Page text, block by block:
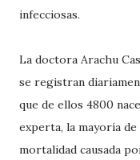
infecciosas.
La doctora Arachu
se registran
que de ellos 4800
experta, la mayoría
mortalidad causada